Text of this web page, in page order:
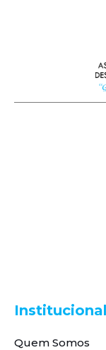
Institucional
Quem Somos